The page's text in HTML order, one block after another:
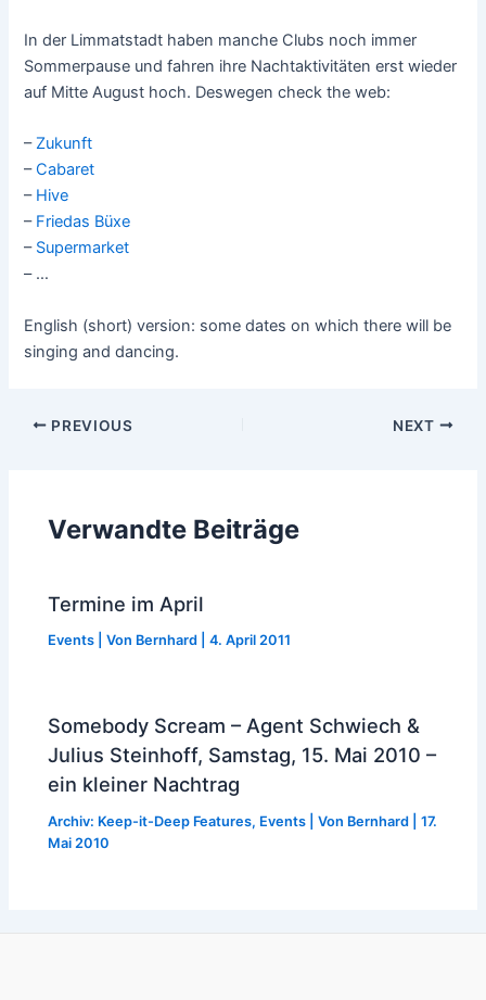
In der Limmatstadt haben manche Clubs noch immer
Sommerpause und fahren ihre Nachtaktivitäten erst wieder
auf Mitte August hoch. Deswegen check the web:
– Zukunft
–Cabaret
– Hive
– Friedas Büxe
– Supermarket
– …
English (short) version: some dates on which there will be
singing and dancing.
Post
PREVIOUS NEXT
Verwandte Beiträge
Termine im April
Events | Von Bernhard |4. April 2011
Somebody Scream – Agent Schwiech &
Julius Steinhoff, Samstag, 15. Mai 2010 –
ein kleiner Nachtrag
Archiv: Keep-it-Deep Features, Events | Von Bernhard |17.
Mai 2010